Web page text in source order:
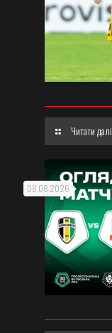
Читати далі
08.08.2026